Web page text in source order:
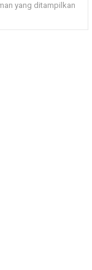
yang ditampilkan